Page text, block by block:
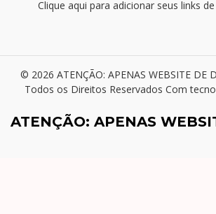
Clique aqui para adicionar seus links
© 2026 ATENÇÃO: APENAS WEBSITE DE
Todos os Direitos Reservados Com
ATENÇÃO: APENAS